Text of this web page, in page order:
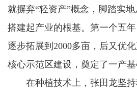
就摒弃“轻资产”概念，脚踏实
搭建起产业的根基。第一个五
逐步拓展到2000多亩，后又优
核心示范区建设，奠定了一产基
在种植技术上，张田龙坚